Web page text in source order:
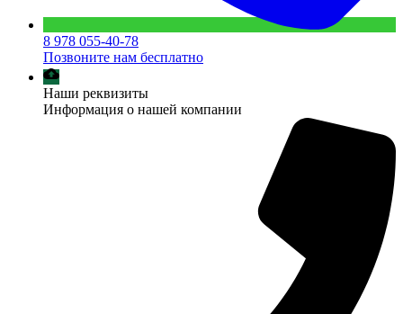
8 978 055-40-78
Позвоните нам бесплатно
Наши реквизиты
Информация о нашей компании